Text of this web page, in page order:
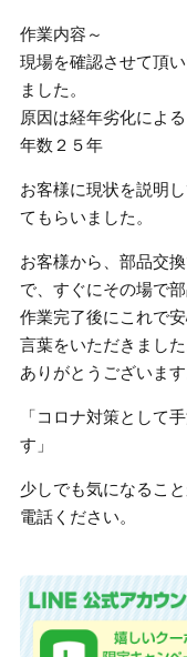
作業内容～
現場を確認させて頂
ました。
原因は経年劣化による
年数２５年
お客様に現状を説明
てもらいました。
お客様から、部品交
で、すぐにその場で
作業完了後にこれで
言葉をいただきました
ありがとうございます
「コロナ対策として
す」
少しでも気になるこ
電話ください。